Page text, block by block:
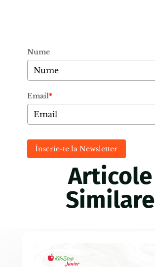
Nume
Email*
Înscrie-te la Newsletter
Articole
Similare